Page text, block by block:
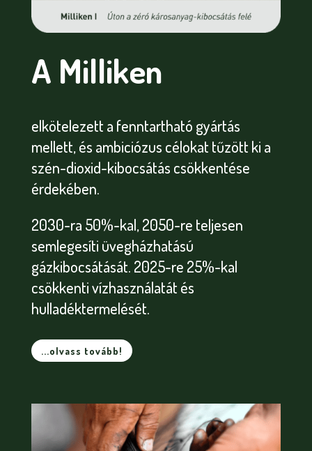
A Milliken
elkötelezett a fenntartható gyártás
mellett, és ambiciózus célokat tűzött ki a
szén-dioxid-kibocsátás csökkentése
érdekében.
2030-ra 50%-kal, 2050-re teljesen
semlegesíti üvegházhatású
gázkibocsátását. 2025-re 25%-kal
csökkenti vízhasználatát és
hulladéktermelését.
...olvass tovább!